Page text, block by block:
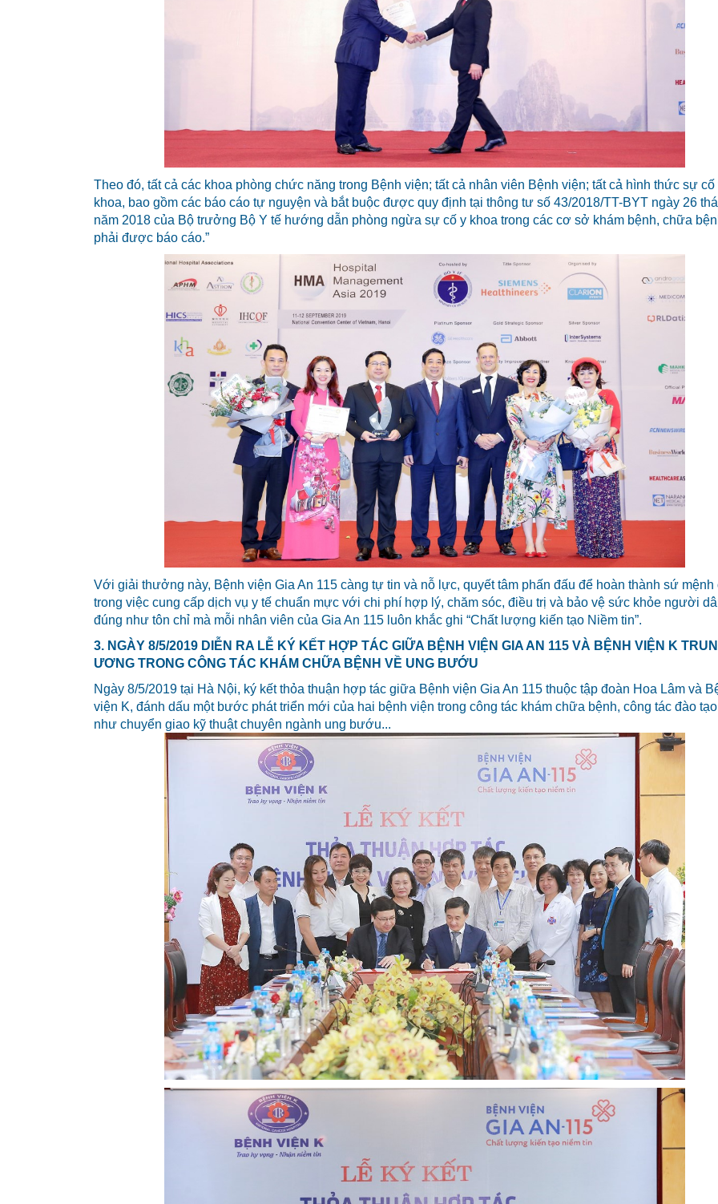
Theo đó, tất cả các khoa phòng chức năng trong Bệnh viện; tất cả nhân viên Bệnh viện; tất cả hình thức sự cố
khoa, bao gồm các báo cáo tự nguyện và bắt buộc được quy định tại thông tư số 43/2018/TT-BYT ngày 26
năm 2018 của Bộ trưởng Bộ Y tế hướng dẫn phòng ngừa sự cố y khoa trong các cơ sở khám bệnh, chữa
phải được báo cáo.”
Với giải thưởng này, Bệnh viện Gia An 115 càng tự tin và nỗ lực, quyết tâm phấn đấu để hoàn thành sứ mệnh
trong việc cung cấp dịch vụ y tế chuẩn mực với chi phí hợp lý, chăm sóc, điều trị và bảo vệ sức khỏe người
đúng như tôn chỉ mà mỗi nhân viên của Gia An 115 luôn khắc ghi “Chất lượng kiến tạo Niềm tin”.
3. NGÀY 8/5/2019 DIỄN RA LỄ KÝ KẾT HỢP TÁC GIỮA BỆNH VIỆN GIA AN 115 VÀ BỆNH VIỆN K
ƯƠNG TRONG CÔNG TÁC KHÁM CHỮA BỆNH VỀ UNG BƯỚU
Ngày 8/5/2019 tại Hà Nội, ký kết thỏa thuận hợp tác giữa Bệnh viện Gia An 115 thuộc tập đoàn Hoa Lâm và
viện K, đánh dấu một bước phát triển mới của hai bệnh viện trong công tác khám chữa bệnh, công tác đào
như chuyển giao kỹ thuật chuyên ngành ung bướu...